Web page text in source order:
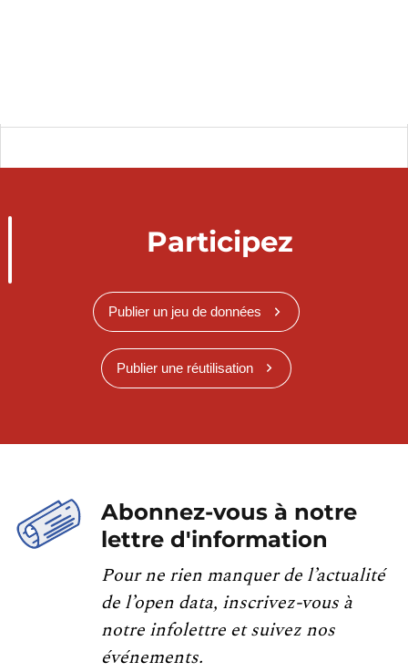
Participez
Publier un jeu de données
Publier une réutilisation
Abonnez-vous à notre
lettre d'information
Pour ne rien manquer de l’actualité
de l’open data, inscrivez-vous à
notre infolettre et suivez nos
événements.